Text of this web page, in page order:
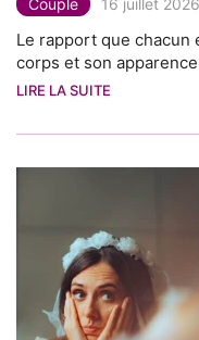
Le rapport que chacun
corps et son
LIRE LA SUITE